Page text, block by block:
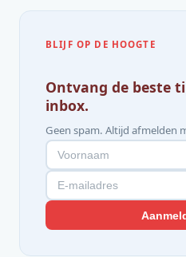
BLIJF OP DE HOOGTE
Ontvang de beste
inbox.
Geen spam. Altijd afmelden